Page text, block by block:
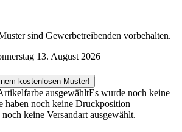
sind Gewerbetreibenden vorbehalten.
13. August 2026
kostenlosen Muster!
ausgewähltEs wurde noch keine
haben noch keine Druckposition
noch keine Versandart ausgewählt.